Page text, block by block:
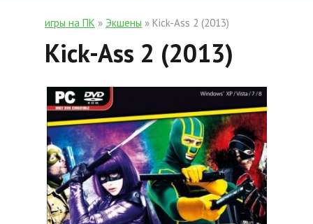
игры на ПК » Экшены » Kick-Ass 2 (2013)
Kick-Ass 2 (2013)